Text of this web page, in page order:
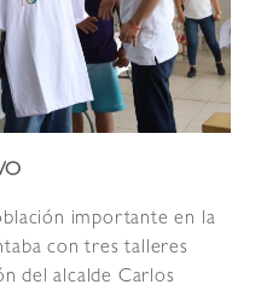
importante en la
con tres talleres
del alcalde Carlos